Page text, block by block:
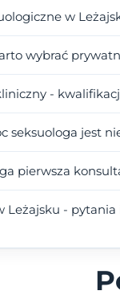
w
wybrać
-
seksuologa jest
pierwsza
Leżajsku -